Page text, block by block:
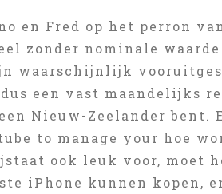
en Fred op het perron
zonder nominale
waarschijnlijk
een vast maandelijks
Nieuw-Zeelander bent.
to manage your hoe
ook leuk voor,
iPhone kunnen kopen,